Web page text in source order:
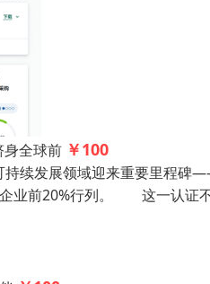
全球前 ￥100
续发展领域迎来重要里程碑
业前20%行列。 这一认证